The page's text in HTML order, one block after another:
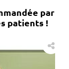
par
patients !